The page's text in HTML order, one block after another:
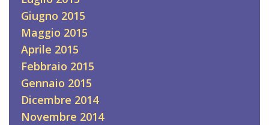
Giugno 2015
Maggio 2015
Aprile 2015
Febbraio 2015
Gennaio 2015
Dicembre 2014
Novembre 2014